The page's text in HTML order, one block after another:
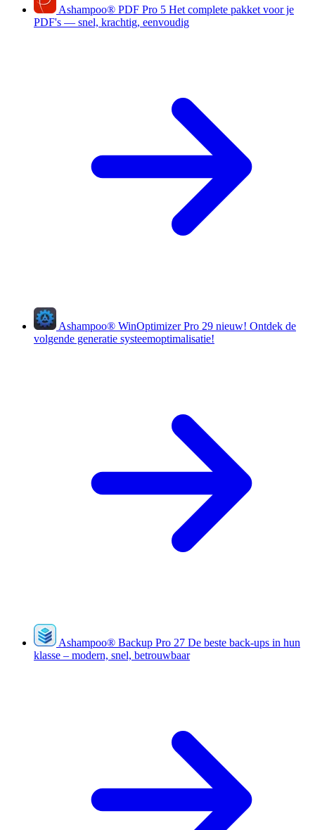
Ashampoo® PDF Pro 5 Het complete pakket voor je
PDF's — snel, krachtig, eenvoudig
Ashampoo® WinOptimizer Pro 29 nieuw! Ontdek de
volgende generatie systeemoptimalisatie!
Ashampoo® Backup Pro 27 De beste back-ups in hun
klasse – modern, snel, betrouwbaar